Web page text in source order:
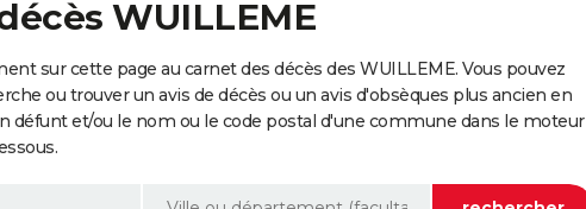
WUILLEME
sur cette page au carnet des décès des WUILLEME. Vous pouvez
ou trouver un avis de décès ou un avis d'obsèques plus ancien en
défunt et/ou le nom ou le code postal d'une commune dans le moteur